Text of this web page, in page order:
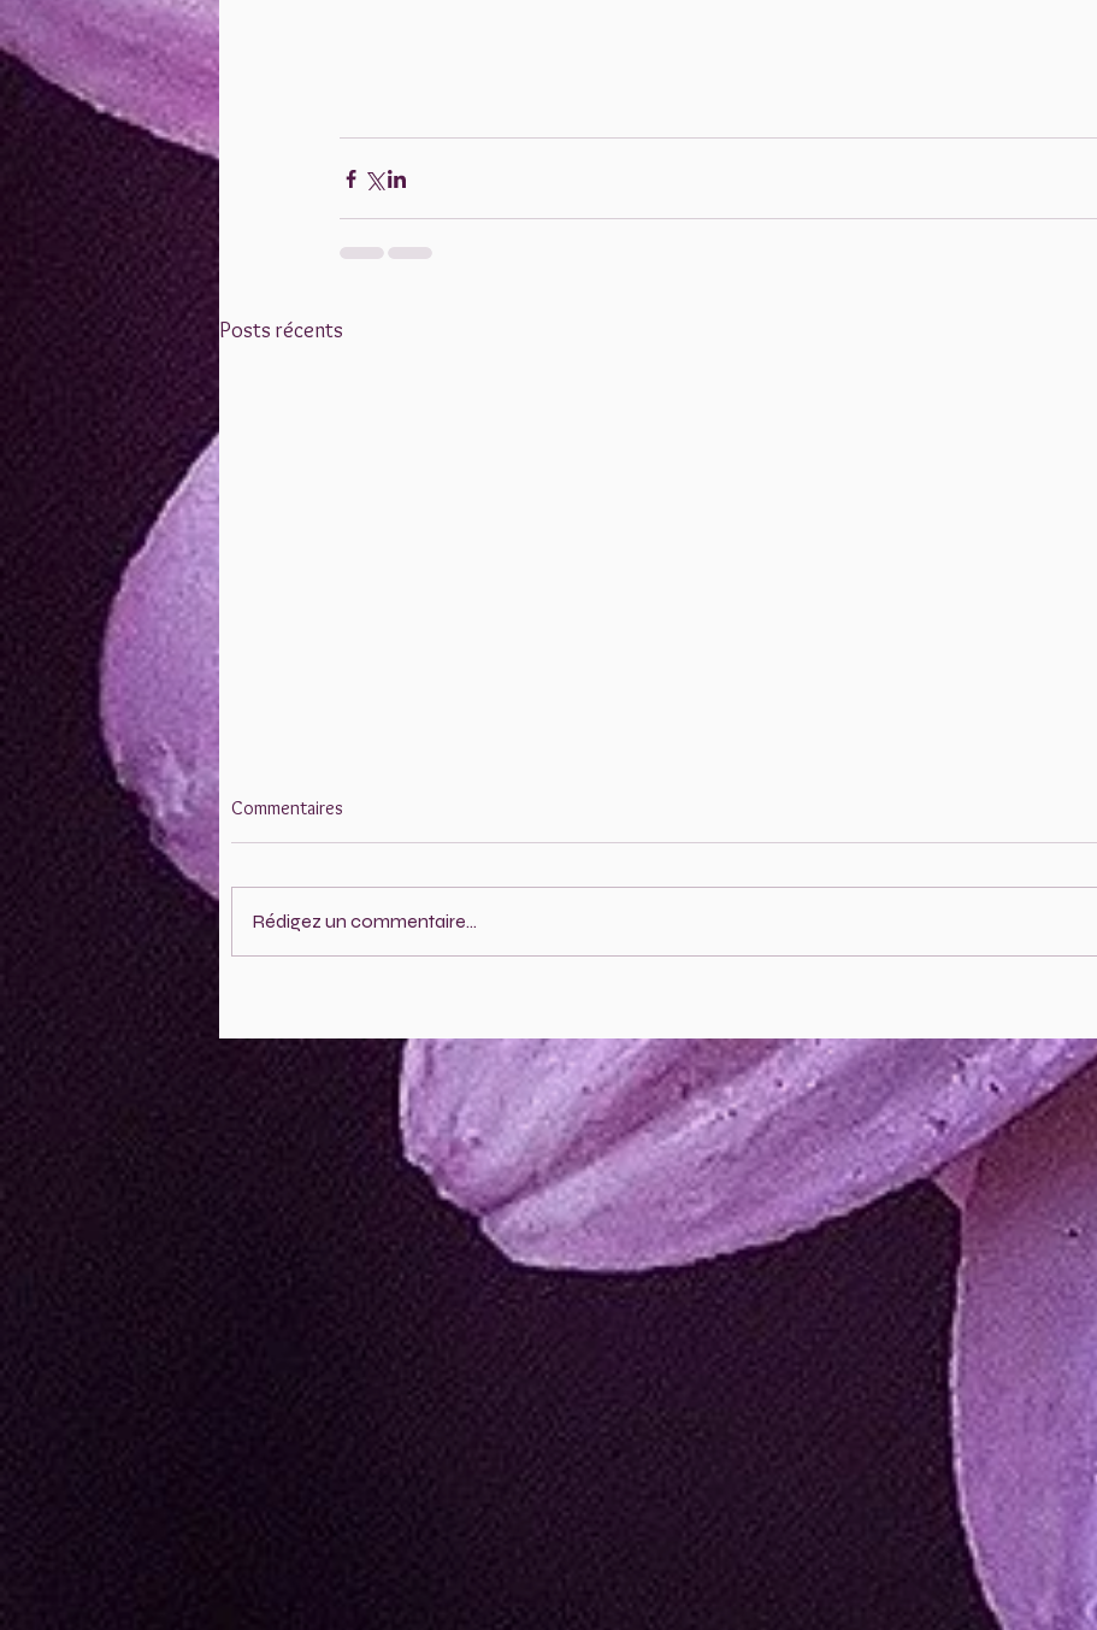
Posts récents
Le Qi Nei Zang, massage du
5 signaux corporels d'un
Commentaires
Rédigez un commentaire...